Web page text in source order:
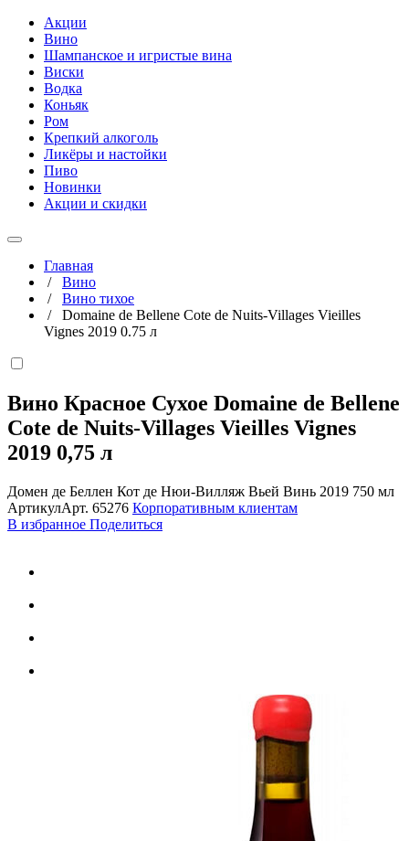
Акции
Вино
Шампанское и игристые вина
Виски
Водка
Коньяк
Ром
Крепкий алкоголь
Ликёры и настойки
Пиво
Новинки
Акции и скидки
Главная
/ Вино
/ Вино тихое
/ Domaine de Bellene Cote de Nuits-Villages Vieilles
Vignes 2019 0.75 л
Вино Красное Сухое Domaine de Bellene
Cote de Nuits-Villages Vieilles Vignes
2019 0,75 л
Домен де Беллен Кот де Нюи-Вилляж Вьей Винь 2019 750 мл
АртикулАрт. 65276 Корпоративным клиентам
В избранное Поделиться